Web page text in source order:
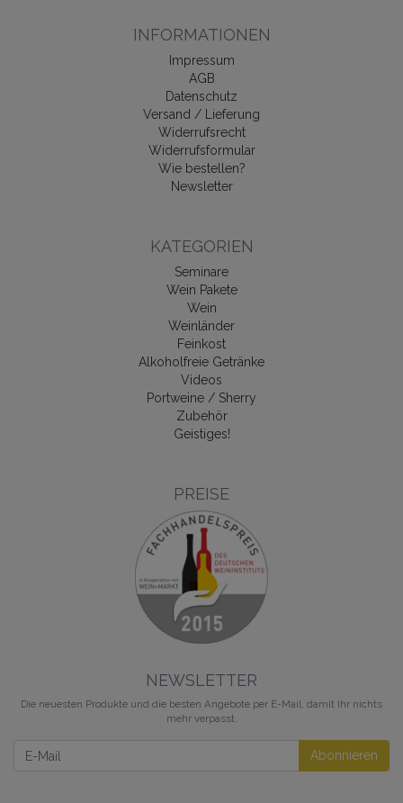
INFORMATIONEN
Impressum
AGB
Datenschutz
Versand / Lieferung
Widerrufsrecht
Widerrufsformular
Wie bestellen?
Newsletter
KATEGORIEN
Seminare
Wein Pakete
Wein
Weinländer
Feinkost
Alkoholfreie Getränke
Videos
Portweine / Sherry
Zubehör
Geistiges!
PREISE
NEWSLETTER
Die neuesten Produkte und die besten Angebote per E-Mail, damit Ihr nichts
mehr verpasst.
Abonnieren